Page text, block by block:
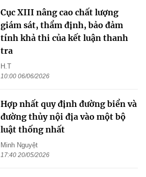
Cục XIII nâng cao chất lượng
giám sát, thẩm định, bảo đảm
tính khả thi của kết luận thanh
tra
H.T
10:00 06/06/2026
Hợp nhất quy định đường biển và
đường thủy nội địa vào một bộ
luật thống nhất
Minh Nguyệt
17:40 20/05/2026